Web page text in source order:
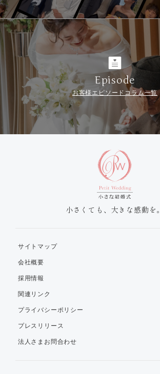
Episode
お客様エピソードコラム一覧
小さくても、大きな感動を。
サイトマップ
会社概要
採用情報
関連リンク
プライバシーポリシー
プレスリリース
法人さまお問合わせ